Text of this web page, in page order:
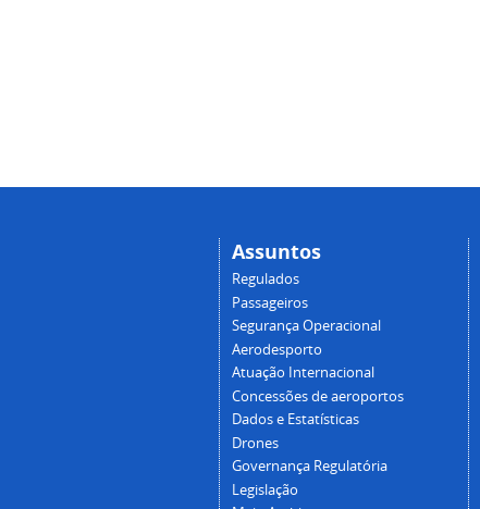
Assuntos
Regulados
Passageiros
Segurança Operacional
Aerodesporto
Atuação Internacional
Concessões de aeroportos
Dados e Estatísticas
Drones
Governança Regulatória
Legislação